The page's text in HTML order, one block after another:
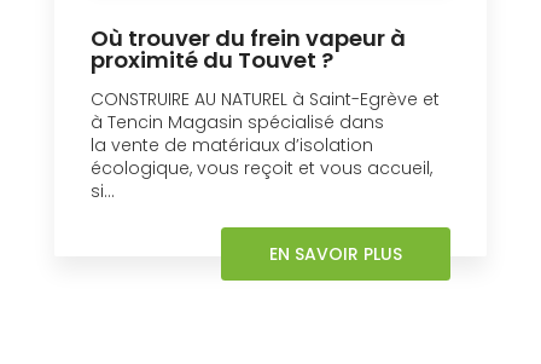
Où trouver du frein vapeur à
proximité du Touvet ?
CONSTRUIRE AU NATUREL à Saint-Egrève et
à Tencin Magasin spécialisé dans
la vente de matériaux d’isolation
écologique, vous reçoit et vous accueil,
si...
EN SAVOIR PLUS